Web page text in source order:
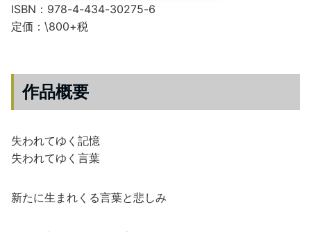
ISBN：978-4-434-30275-6
定価：\800+税
作品概要
失われてゆく記憶
失われてゆく言葉
新たに生まれくる言葉と悲しみ